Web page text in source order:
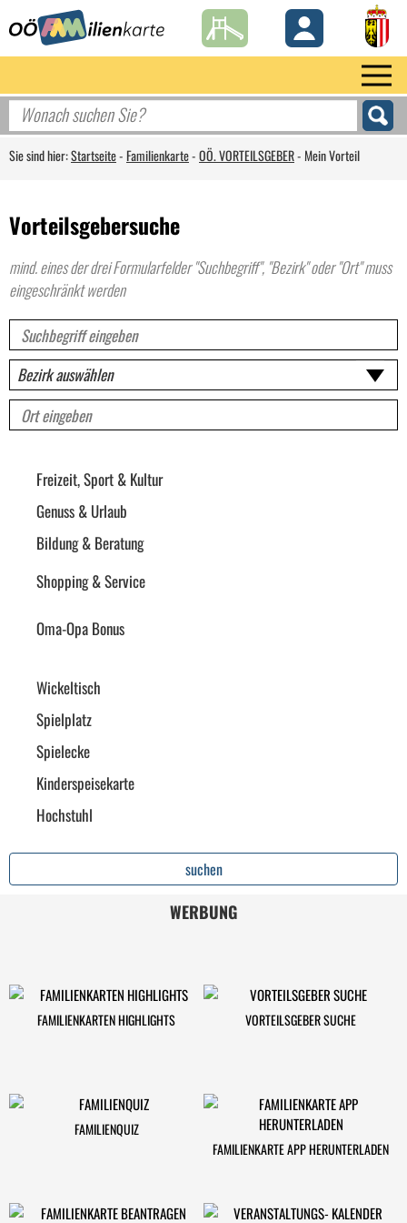
Sie sind hier:Startseite-Familienkarte-OÖ. VORTEILSGEBER- Mein Vorteil
Vorteilsgebersuche
mind. eines der drei Formularfelder "Suchbegriff", "Bezirk" oder "Ort" muss
eingeschränkt werden
Rubriken
Freizeit, Sport & Kultur
Genuss & Urlaub
Bildung & Beratung
Shopping & Service
Oma-Opa Bonus
Ausstattung
Wickeltisch
Spielplatz
Spielecke
Kinderspeisekarte
Hochstuhl
WERBUNG
FAMILIENKARTEN HIGHLIGHTS VORTEILSGEBER SUCHE
FAMILIENQUIZ
FAMILIENKARTE APP HERUNTERLADEN